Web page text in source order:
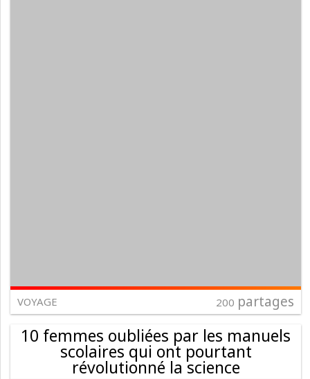
VOYAGE 200 partages
10 femmes oubliées par les manuels
scolaires qui ont pourtant
révolutionné la science